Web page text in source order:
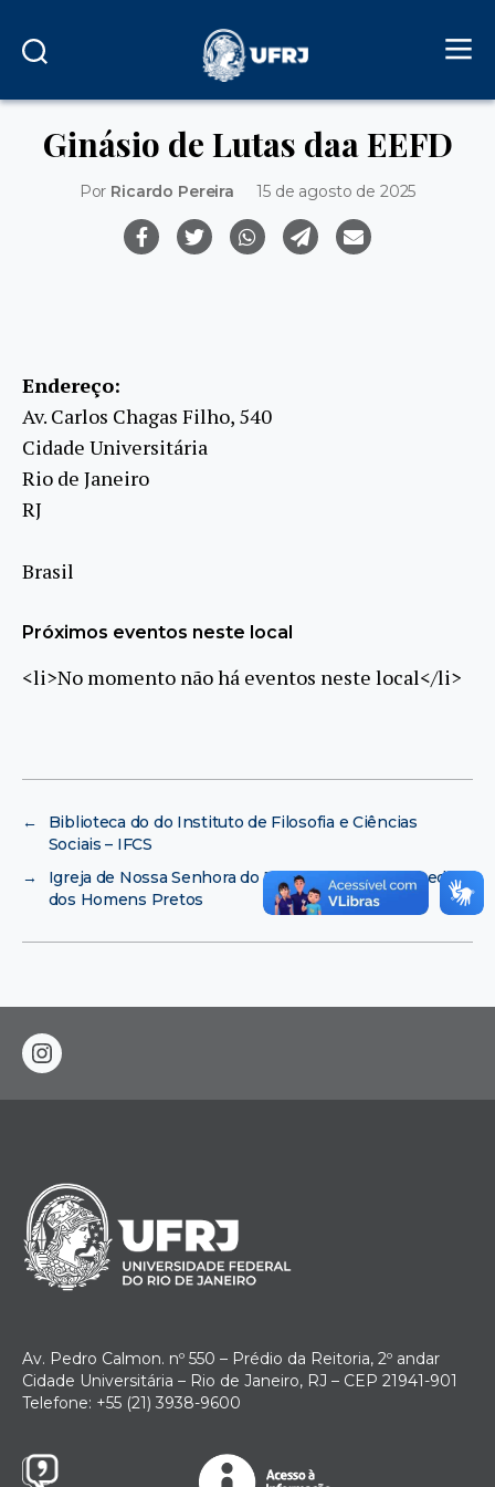
Ginásio de Lutas daa EEFD
Por Ricardo Pereira 15 de agosto de 2025
Endereço:
Av. Carlos Chagas Filho, 540
Cidade Universitária
Rio de Janeiro
RJ
Brasil
Próximos eventos neste local
<li>No momento não há eventos neste local</li>
←
Biblioteca do do Instituto de Filosofia e Ciências
Sociais – IFCS
→
Igreja de Nossa Senhora do Rosário e de São Benedito
dos Homens Pretos
instagram
Av. Pedro Calmon. nº 550 – Prédio da Reitoria, 2º andar
Cidade Universitária – Rio de Janeiro, RJ – CEP 21941-901
Telefone: +55 (21) 3938-9600